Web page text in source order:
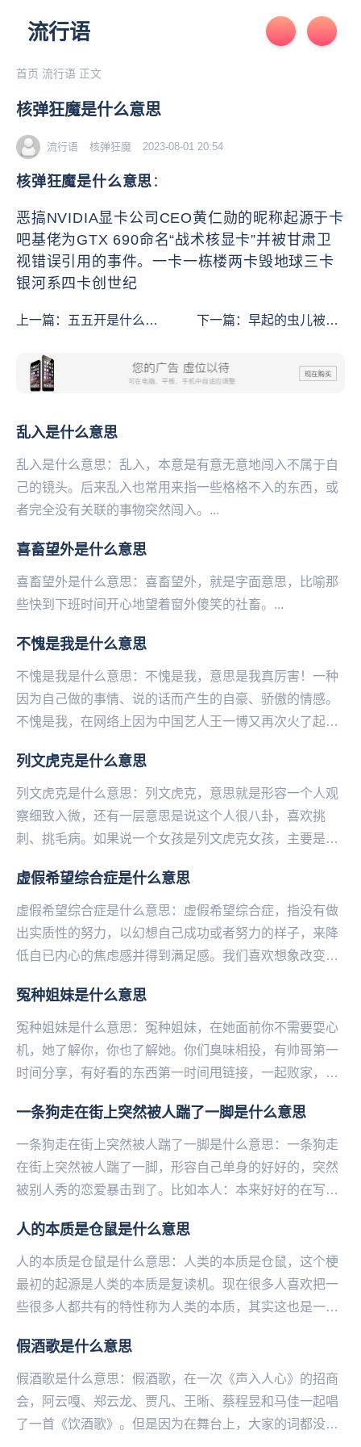
流行语
首页 流行语 正文
核弹狂魔是什么意思
流行语 核弹狂魔 2023-08-01 20:54
核弹狂魔是什么意思 ：
恶搞NVIDIA显卡公司CEO黄仁勋的昵称起源于卡
吧基佬为GTX 690命名“战术核显卡”并被甘肃卫
视错误引用的事件。一卡一栋楼两卡毁地球三卡
银河系四卡创世纪
上一篇：
五五开是什么意
下一篇：早起的虫儿被鸟
乱入是什么意思
乱入是什么意思：乱入，本意是有意无意地闯入不属于自
己的镜头。后来乱入也常用来指一些格格不入的东西，或
者完全没有关联的事物突然闯入。...
喜畜望外是什么意思
喜畜望外是什么意思：喜畜望外，就是字面意思，比喻那
些快‌‌‌‌‌‌‌‌‌‌‌‌‌‌到下班时间开心地望着窗外傻笑的社畜。...
不愧是我是什么意思
不愧是我是什么意思：不愧是我，意思是我真厉害！一种
因为自己做的事情、说的话而产生的自豪、骄傲的情感。
不愧是我，在网络上因为中国艺人王一博又再次火了起
能...
列文虎克是什么意思
列文虎克是什么意思：列文虎克，意思就是形容一个人观
察细致入微，还有一层意思是说这个人很八卦，喜欢挑
刺、挑毛病。如果说一个女孩是列文虎克女孩，主要是形
从...
虚假希望综合症是什么意思
虚假希望综合症是什么意思：虚假希望综合症，指没有做
出实质性的努力，以幻想自己成功或者努力的样子，来降
低自已内心的焦虑感并得到满足感。我们喜欢想象改变后
落...
冤种姐妹是什么意思
冤种姐妹是什么意思：冤种姐妹，在她面前你不需要耍心
机，她了解你，你也了解她。你们臭味相投，有帅哥第一
时间分享，有好看的东西第一时间甩链接，一起败家，有
一条狗走在街上突然被人踹了一脚是什么意思
一条狗走在街上突然被人踹了一脚是什么意思：一条狗走
在街上突然被人踹了一脚，形容自己单身的好好的，突然
被别人秀的恋爱暴击到了。比如本人：本来好好的在写论
人的本质是仓鼠是什么意思
人的本质是仓鼠是什么意思：人类的本质是仓鼠，这个梗
最初的起源是人类的本质是复读机。现在很多人喜欢把一
些很多人都共有的特性称为人类的本质，其实这也是一种
假酒歌是什么意思
假酒歌是什么意思：假酒歌，在一次《声入人心》的招商
会，阿云嘎、郑云龙、贾凡、王晰、蔡程昱和马佳一起唱
了一首《饮酒歌》。但是因为在舞台上，大家的词都没记